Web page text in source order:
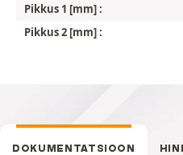
Pikkus 1 [mm] :
Pikkus 2 [mm] :
DOKUMENTATSIOON